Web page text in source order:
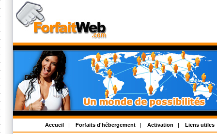
Accueil| Forfaits d'hébergement| Activation | Liens utiles